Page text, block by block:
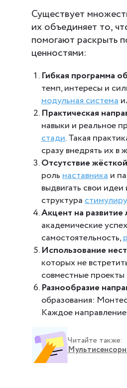
Существует
их объединяет то,
помогают раскрыть
ценностями:
Гибкая программа
темп, интересы и
модульная система
Практическая
навыки и реальное
стади. Такая
сразу внедрять их в
Отсутствие
рольнаставникаи
выдвигать свои
структура
Акцент на развитие
академические
самостоятельность,
Использование
которых не
совместные
Разнообразие
образования:
Каждое
Читайте также: